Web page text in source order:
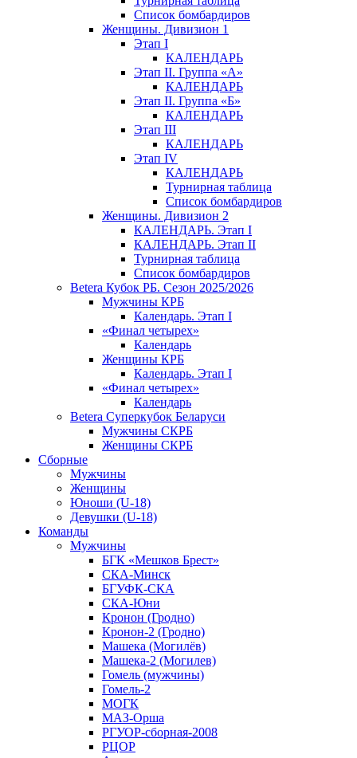
Список бомбардиров
Женщины. Дивизион 1
Этап I
КАЛЕНДАРЬ
Этап II. Группа «А»
КАЛЕНДАРЬ
Этап II. Группа «Б»
КАЛЕНДАРЬ
Этап III
КАЛЕНДАРЬ
Этап IV
КАЛЕНДАРЬ
Турнирная таблица
Список бомбардиров
Женщины. Дивизион 2
КАЛЕНДАРЬ. Этап I
КАЛЕНДАРЬ. Этап II
Турнирная таблица
Список бомбардиров
Betera Кубок РБ. Сезон 2025/2026
Мужчины КРБ
Календарь. Этап I
«Финал четырех»
Календарь
Женщины КРБ
Календарь. Этап I
«Финал четырех»
Календарь
Betera Суперкубок Беларуси
Мужчины СКРБ
Женщины СКРБ
Сборные
Мужчины
Женщины
Юноши (U-18)
Девушки (U-18)
Команды
Мужчины
БГК «Мешков Брест»
СКА-Минск
БГУФК-СКА
СКА-Юни
Кронон (Гродно)
Кронон-2 (Гродно)
Машека (Могилёв)
Машека-2 (Могилев)
Гомель (мужчины)
Гомель-2
МОГК
МАЗ-Орша
РГУОР-сборная-2008
РЦОР